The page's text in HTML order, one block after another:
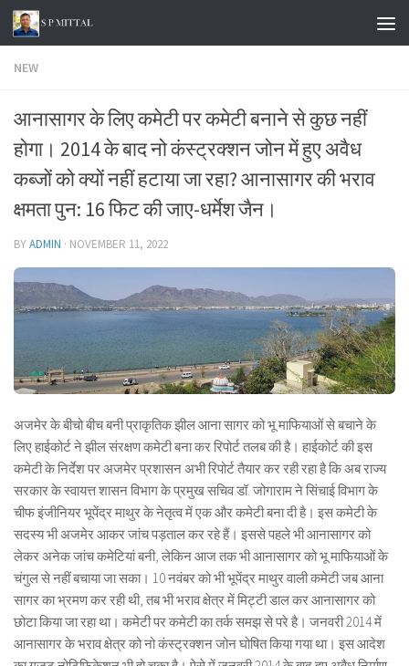
Skip to content
NEW
आनासागर के लिए कमेटी पर कमेटी बनाने से कुछ नहीं
होगा। 2014 के बाद नो कंस्ट्रक्शन जोन में हुए अवैध
कब्जों को क्यों नहीं हटाया जा रहा? आनासागर की भराव
क्षमता पुन: 16 फिट की जाए-धर्मेश जैन।
BYADMIN · NOVEMBER 11, 2022
अजमेर के बीचो बीच बनी प्राकृतिक झील आना सागर को भू माफियाओं से बचाने के
लिए हाईकोर्ट ने झील संरक्षण कमेटी बना कर रिपोर्ट तलब की है। हाईकोर्ट की इस
कमेटी के निर्देश पर अजमेर प्रशासन अभी रिपोर्ट तैयार कर रही रहा है कि अब राज्य
सरकार के स्वायत्त शासन विभाग के प्रमुख सचिव डॉ. जोगाराम ने सिंचाई विभाग के
चीफ इंजीनियर भूपेंद्र माथुर के नेतृत्व में एक और कमेटी बना दी है। इस कमेटी के
सदस्य भी अजमेर आकर जांच पड़ताल कर रहे हैं। इससे पहले भी आनासागर को
लेकर अनेक जांच कमेटियां बनी, लेकिन आज तक भी आनासागर को भू माफियाओं के
चंगुल से नहीं बचाया जा सका। 10 नवंबर को भी भूपेंद्र माथुर वाली कमेटी जब आना
सागर का भ्रमण कर रही थी, तब भी भराव क्षेत्र में मिट्टी डाल कर आनासागर को
छोटा किया जा रहा था। कमेटी पर कमेटी का तर्क समझ से परे है। जनवरी 2014 में
आनासागर के भराव क्षेत्र को नो कंस्ट्रक्शन जोन घोषित किया गया था। इस आदेश